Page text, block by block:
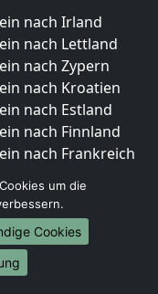
nach Irland
nach Lettland
nach Zypern
nach Kroatien
nach Estland
nach Finnland
nach Frankreich
nach Italien
nach
um die
Cookies